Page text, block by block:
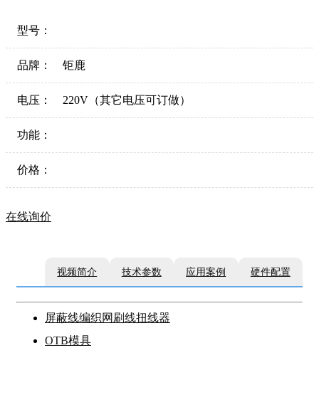
型号：
品牌： 钜鹿
电压： 220V（其它电压可订做）
功能：
价格：
在线询价
视频简介 技术参数 应用案例 硬件配置
屏蔽线编织网刷线扭线器
OTB模具